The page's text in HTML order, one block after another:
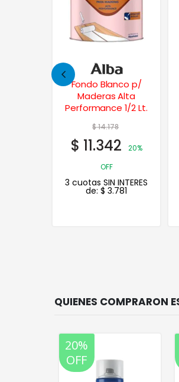
Cielos Rasos
Pintura Latex
Antihongo 1 Lt.
$14.721
$ 11.777
20%
OFF
3 cuotas SIN INTERES
de: $3.926
20%
OFF